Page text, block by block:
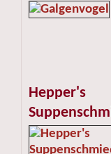
Hepper's